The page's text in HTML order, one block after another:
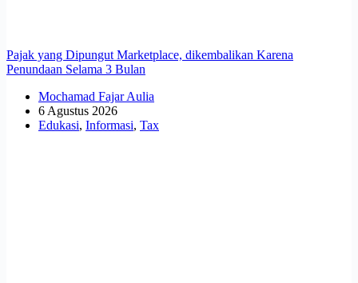
Pajak yang Dipungut Marketplace, dikembalikan Karena
Penundaan Selama 3 Bulan
Mochamad Fajar Aulia
6 Agustus 2026
Edukasi, Informasi, Tax